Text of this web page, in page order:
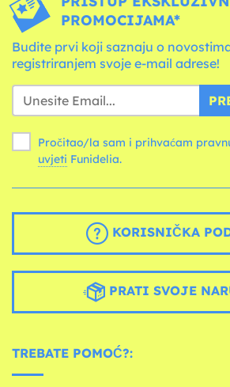
PROMOCIJAMA*
Budite prvi koji saznaju o
registriranjem svoje e-mail adrese!
Pročitao/la sam i prihvaćam
uvjeti Funidelia.
KORISNIČKA
PRATI SVOJE
TREBATE POMOĆ?: